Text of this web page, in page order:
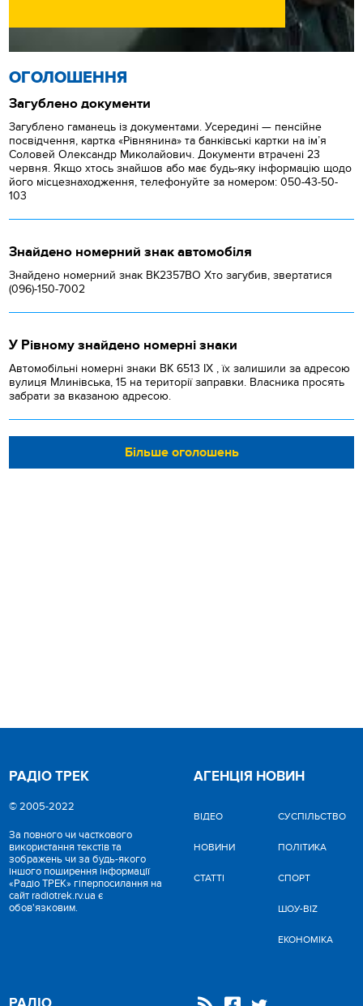
ОГОЛОШЕННЯ
Загублено документи
Загублено гаманець із документами. Усередині — пенсійне
посвідчення, картка «Рівнянина» та банківські картки на ім’я
Соловей Олександр Миколайович. Документи втрачені 23
червня. Якщо хтось знайшов або має будь-яку інформацію щодо
його місцезнаходження, телефонуйте за номером: 050-43-50-
103
Знайдено номерний знак автомобіля
Знайдено номерний знак ВК2357ВО Хто загубив, звертатися
(096)-150-7002
У Рівному знайдено номерні знаки
Автомобільні номерні знаки BK 6513 IX , їх залишили за адресою
вулиця Млинівська, 15 на території заправки. Власника просять
забрати за вказаною адресою.
Більше оголошень
РАДІО ТРЕК
© 2005-2022
За повного чи часткового
використання текстів та
зображень чи за будь-якого
іншого поширення інформації
«Радіо ТРЕК» гіперпосилання на
сайт radiotrek.rv.ua є
обов'язковим.
АГЕНЦІЯ НОВИН
ВІДЕО
НОВИНИ
СТАТТІ
CУСПІЛЬСТВО
ПОЛІТИКА
СПОРТ
ШОУ-BIZ
ЕКОНОМІКА